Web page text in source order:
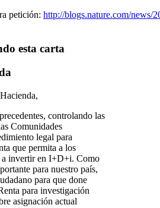
petición: http://blogs.nature.com/news/
esta carta
controlando las
Comunidades
legal para
que permita a los
a invertir en I+D+i. Como
para nuestro país,
para que done
para investigación
asignación actual